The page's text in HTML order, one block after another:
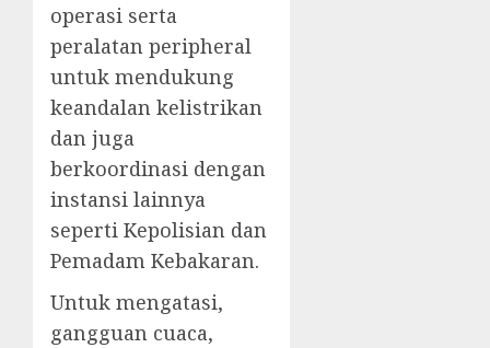
operasi serta
peralatan peripheral
untuk mendukung
keandalan kelistrikan
dan juga
berkoordinasi dengan
instansi lainnya
seperti Kepolisian dan
Pemadam Kebakaran.
Untuk mengatasi,
gangguan cuaca,